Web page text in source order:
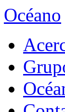
Océano